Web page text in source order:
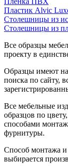
Пластик Alvic
Столешницы из
Столешницы из
Все образцы
проекту в
Образцы имеют
поиска по сайту,
Все мебельные
образцов по
способами
фурнитуры.
Способ монтажа и
выбирается